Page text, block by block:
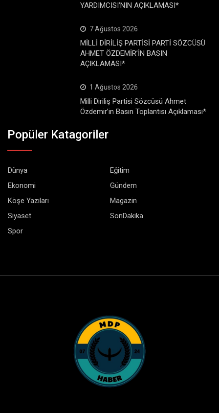
YARDIMCISI’NIN AÇIKLAMASI*
7 Ağustos 2026
MİLLİ DİRİLİŞ PARTİSİ PARTİ SÖZCÜSÜ
AHMET ÖZDEMİR’İN BASIN
AÇIKLAMASI*
1 Ağustos 2026
Milli Diriliş Partisi Sözcüsü Ahmet
Özdemir’in Basın Toplantısı Açıklaması*
Popüler Katagoriler
Dünya
Eğitim
Ekonomi
Gündem
Köşe Yazıları
Magazin
Siyaset
SonDakika
Spor